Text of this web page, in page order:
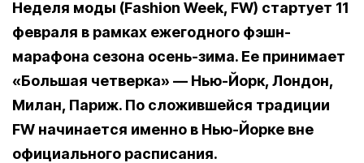
Неделя моды (Fashion Week, FW) стартует 11
февраля в рамках ежегодного фэшн-
марафона сезона осень-зима. Ее принимает
«Большая четверка» — Нью-Йорк, Лондон,
Милан, Париж. По сложившейся традиции
FW начинается именно в Нью-Йорке вне
официального расписания.